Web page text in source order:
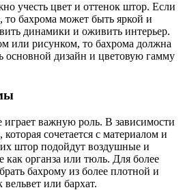
учесть цвет и оттенок штор. Если
бахрома может быть яркой и
динамики и оживить интерьер.
или рисунком, то бахрома должна
основной дизайн и цветовую гамму
важную роль. В зависимости
сочетается с материалом и
штор подойдут воздушные и
органза или тюль. Для более
бахрому из более плотной и
или бархат.